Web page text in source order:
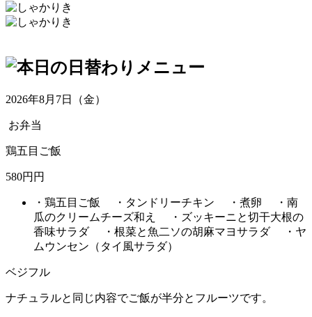
2026年8月7日（金）
お弁当
鶏五目ご飯
580円円
・鶏五目ご飯 ・タンドリーチキン ・煮卵 ・南
瓜のクリームチーズ和え ・ズッキーニと切干大根の
香味サラダ ・根菜と魚二ソの胡麻マヨサラダ ・ヤ
ムウンセン（タイ風サラダ）
ベジフル
ナチュラルと同じ内容でご飯が半分とフルーツです。